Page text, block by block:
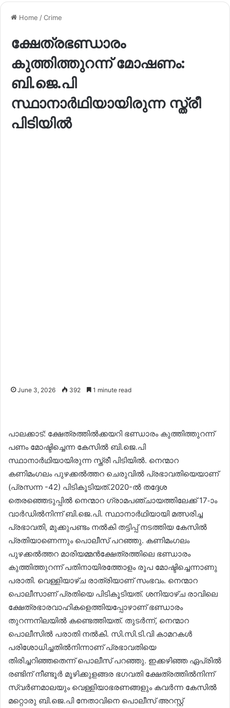
Home /Crime
ക്ഷേത്രഭണ്ഡാരം
കുത്തിത്തുറന്ന് മോഷണം:
ബി.ജെ.പി
സ്ഥാനാർഥിയായിരുന്ന സ്ത്രീ
പിടിയിൽ
June 3, 2026 392 1 minute read
പാലക്കാട്: ക്ഷേത്രത്തിൽക്കയറി ഭണ്ഡാരം കുത്തിത്തുറന്ന്
പണം മോഷ്ടിച്ചെന്ന കേസിൽ ബി.ജെ.പി
സ്ഥാനാർഥിയായിരുന്ന സ്ത്രീ പിടിയിൽ. നെന്മാറ
കണിമംഗലം പുഴക്കൽത്തറ ചെരുവിൽ പ്രഭാവതിയെയാണ്
(പ്രസന്ന -42) പിടികൂടിയത്.2020-ൽ തദ്ദേശ
തെരഞ്ഞെടുപ്പിൽ നെന്മാറ ഗ്രാമപഞ്ചായത്തിലേക്ക് 17-ാം
വാർഡിൽനിന്ന് ബി.ജെ.പി. സ്ഥാനാർഥിയായി മത്സരിച്ച
പ്രഭാവതി, മുക്കുപണ്ടം നൽകി തട്ടിപ്പ് നടത്തിയ കേസിൽ
പ്രതിയാണെന്നും പൊലീസ് പറഞ്ഞു. കണിമംഗലം
പുഴക്കൽത്തറ മാരിയമ്മൻക്ഷേത്രത്തിലെ ഭണ്ഡാരം
കുത്തിത്തുറന്ന് പതിനായിരത്തോളം രൂപ മോഷ്ടിച്ചെന്നാണു
പരാതി. വെള്ളിയാഴ്ച രാത്രിയാണ് സംഭവം. നെന്മാറ
പൊലീസാണ് പ്രതിയെ പിടികൂടിയത്. ശനിയാഴ്ച രാവിലെ
ക്ഷേത്രഭാരവാഹികളെത്തിയപ്പോഴാണ് ഭണ്ഡാരം
തുറന്നനിലയിൽ കണ്ടെത്തിയത്. തുടർന്ന്, നെന്മാറ
പൊലീസിൽ പരാതി നൽകി. സി.സി.ടി.വി കാമറകൾ
പരിശോധിച്ചതിൽനിന്നാണ് പ്രഭാവതിയെ
തിരിച്ചറിഞ്ഞതെന്ന് പൊലീസ് പറഞ്ഞു. ഇക്കഴിഞ്ഞ ഏപ്രിൽ
രണ്ടിന് നീണ്ടൂർ മൂഴിക്കുളങ്ങര ഭഗവതി ക്ഷേത്രത്തിൽനിന്ന്
സ്വർണമാലയും വെള്ളിയാഭരണങ്ങളും കവർന്ന കേസിൽ
മറ്റൊരു ബി.ജെ.പി നേതാവിനെ പൊലീസ് അറസ്റ്റ് ​